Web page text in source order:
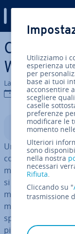
Vai al contenuto
Creare un
La redazione di
29 giu 2022
Indice
Un indice su
contenuti più
migliore struttura
si migliora la
motori di ricerca
meglio la pagina.
spo­ni­bi­li sia pratici
più elaborati con
Utilizziamo i
esperienza
per
base ai tuoi
acconsentire
scegliere
caselle
preferenze
modificare le
momento
Ulteriori
sono
nella nostra
necessari
Rifiuta.
Cliccando su "
trasmissione